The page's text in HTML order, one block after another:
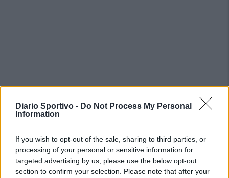
Diario Sportivo - Do Not Process My Personal
Information
If you wish to opt-out of the sale, sharing to third parties, or
processing of your personal or sensitive information for
targeted advertising by us, please use the below opt-out
section to confirm your selection. Please note that after your